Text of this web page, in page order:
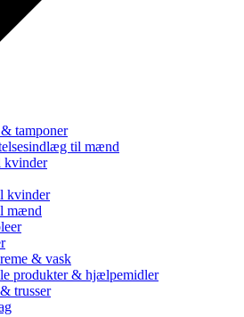
tamponer
til mænd
kvinder
kvinder
mænd
& vask
produkter & hjælpemidler
trusser